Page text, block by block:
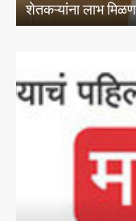
देवेंद्र फडणवीस